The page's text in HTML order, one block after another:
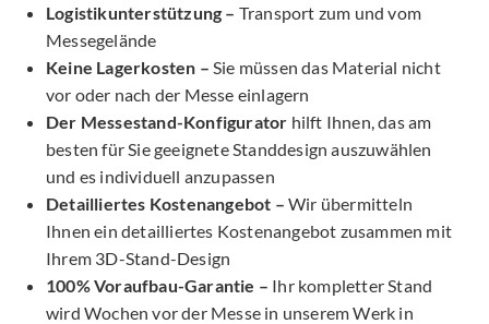
Logistikunterstützung – Transport zum und vom
Messegelände
Keine Lagerkosten – Sie müssen das Material nicht
vor oder nach der Messe einlagern
Der Messestand-Konfigurator hilft Ihnen, das am
besten für Sie geeignete Standdesign auszuwählen
und es individuell anzupassen
Detailliertes Kostenangebot – Wir übermitteln
Ihnen ein detailliertes Kostenangebot zusammen mit
Ihrem 3D-Stand-Design
100% Voraufbau-Garantie – Ihr kompletter Stand
wird Wochen vor der Messe in unserem Werk in